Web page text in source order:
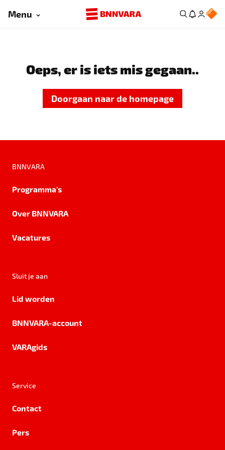
Menu
Oeps, er is iets mis gegaan..
Doorgaan naar de homepage
BNNVARA
Programma's
Over BNNVARA
Vacatures
Sluit je aan
Lid worden
BNNVARA-account
VARAgids
Service
Contact
Pers